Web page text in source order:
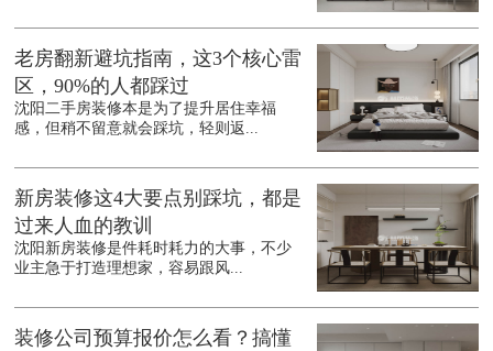
老房翻新避坑指南，这3个核心雷
区，90%的人都踩过
沈阳二手房装修本是为了提升居住幸福
感，但稍不留意就会踩坑，轻则返...
新房装修这4大要点别踩坑，都是
过来人血的教训
沈阳新房装修是件耗时耗力的大事，不少
业主急于打造理想家，容易跟风...
装修公司预算报价怎么看？搞懂